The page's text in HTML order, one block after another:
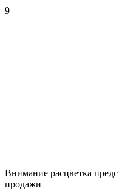
9
Внимание расцветка
продажи